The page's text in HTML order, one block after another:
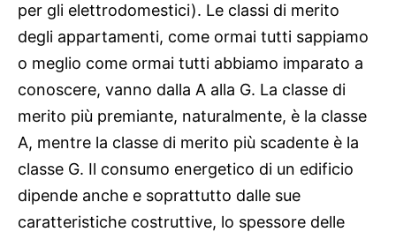
per gli elettrodomestici). Le classi di merito
degli appartamenti, come ormai tutti sappiamo
o meglio come ormai tutti abbiamo imparato a
conoscere, vanno dalla A alla G. La classe di
merito più premiante, naturalmente, è la classe
A, mentre la classe di merito più scadente è la
classe G. Il consumo energetico di un edificio
dipende anche e soprattutto dalle sue
caratteristiche costruttive, lo spessore delle